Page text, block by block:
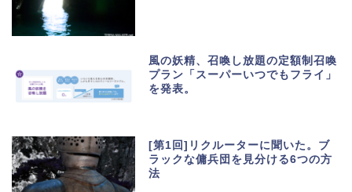
風の妖精、召喚し放題の定額制召喚
プラン「スーパーいつでもフライ」
を発表。
[第1回]リクルーターに聞いた。ブ
ラックな傭兵団を見分ける6つの方
法